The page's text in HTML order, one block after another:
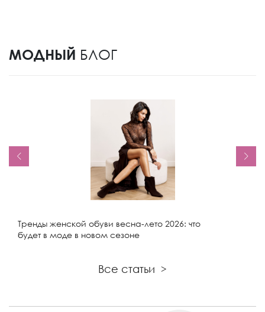
МОДНЫЙ БЛОГ
Тренды женской обуви весна-лето 2026: что
будет в моде в новом сезоне
Все статьи >